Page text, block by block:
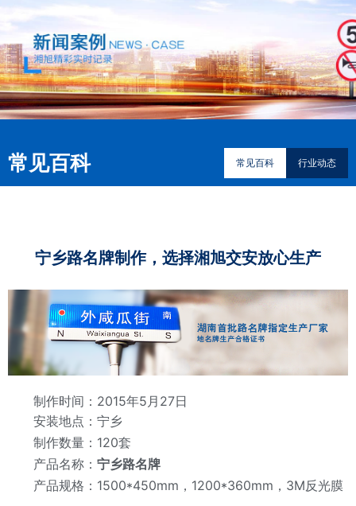
常见百科 常见百科 行业动态
宁乡路名牌制作，选择湘旭交安放心生产
制作时间：2015年5月27日
安装地点：宁乡
制作数量： 120套
产品名称： 宁乡路名牌
产品规格：1500*450mm，1200*360mm，3M反光膜